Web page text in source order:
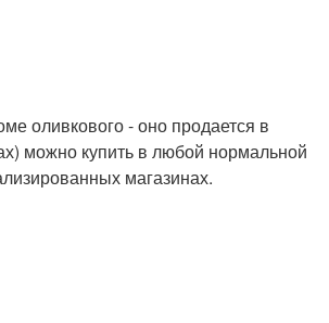
оливкового - оно продается в
можно купить в любой нормальной
магазинах.